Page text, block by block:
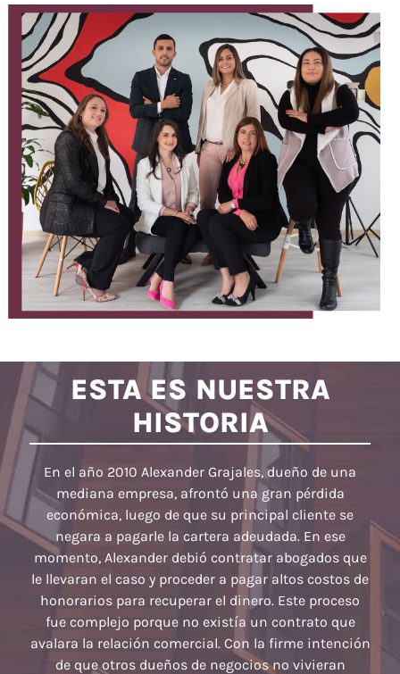
ESTA ES NUESTRA
HISTORIA
En el año 2010 Alexander Grajales, dueño de una
mediana empresa, afrontó una gran pérdida
económica, luego de que su principal cliente se
negara a pagarle la cartera adeudada. En ese
momento, Alexander debió contratar abogados que
le llevaran el caso y proceder a pagar altos costos de
honorarios para recuperar el dinero. Este proceso
fue complejo porque no existía un contrato que
avalara la relación comercial. Con la firme intención
de que otros dueños de negocios no vivieran